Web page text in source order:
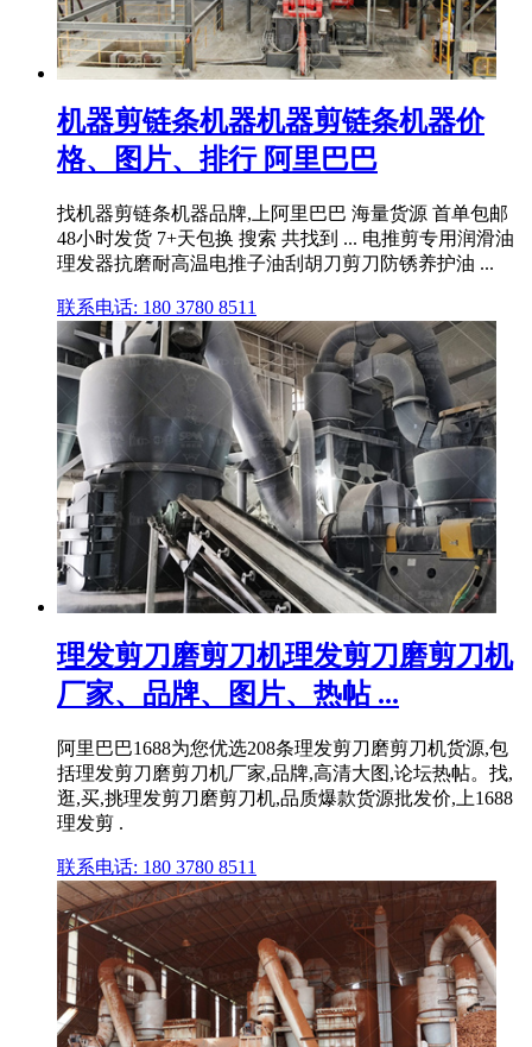
机器剪链条机器机器剪链条机器价
格、图片、排行 阿里巴巴
找机器剪链条机器品牌,上阿里巴巴 海量货源 首单包邮
48小时发货 7+天包换 搜索 共找到 ... 电推剪专用润滑油
理发器抗磨耐高温电推子油刮胡刀剪刀防锈养护油 ...
联系电话: 180 3780 8511
理发剪刀磨剪刀机理发剪刀磨剪刀机
厂家、品牌、图片、热帖 ...
阿里巴巴1688为您优选208条理发剪刀磨剪刀机货源,包
括理发剪刀磨剪刀机厂家,品牌,高清大图,论坛热帖。找,
逛,买,挑理发剪刀磨剪刀机,品质爆款货源批发价,上1688
理发剪 .
联系电话: 180 3780 8511